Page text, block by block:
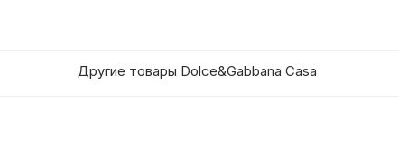
Другие товары Dolce&Gabbana Casa